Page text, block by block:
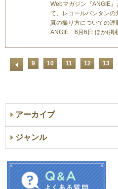
Webマガジン『ANGIE
て、レコールバンタン
真の撮り方についての連
ANGIE 6月6日 ほか(掲
9 10 11 12 13
アーカイブ
ジャンル